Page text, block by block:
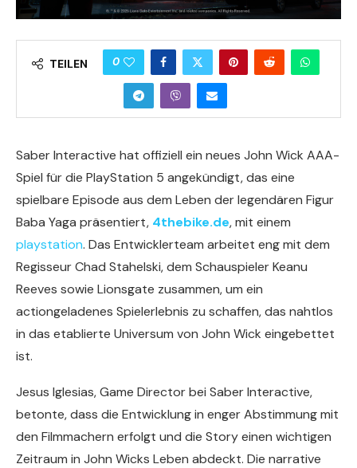
TEILEN 0
Saber Interactive hat offiziell ein neues John Wick AAA-
Spiel für die PlayStation 5 angekündigt, das eine
spielbare Episode aus dem Leben der legendären Figur
Baba Yaga präsentiert, 4thebike.de, mit einem
playstation. Das Entwicklerteam arbeitet eng mit dem
Regisseur Chad Stahelski, dem Schauspieler Keanu
Reeves sowie Lionsgate zusammen, um ein
actiongeladenes Spielerlebnis zu schaffen, das nahtlos
in das etablierte Universum von John Wick eingebettet
ist.
Jesus Iglesias, Game Director bei Saber Interactive,
betonte, dass die Entwicklung in enger Abstimmung mit
den Filmmachern erfolgt und die Story einen wichtigen
Zeitraum in John Wicks Leben abdeckt. Die narrative